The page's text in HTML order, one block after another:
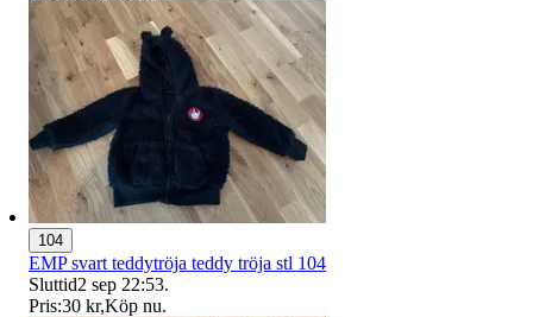
104
EMP svart teddytröja teddy tröja stl 104
Sluttid2 sep 22:53.
Pris:30 kr,Köp nu.